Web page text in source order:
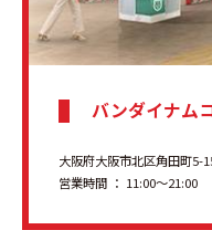
バンダイナム
大阪府大阪市北区角田町5-
営業時間 ： 11:00〜21:00